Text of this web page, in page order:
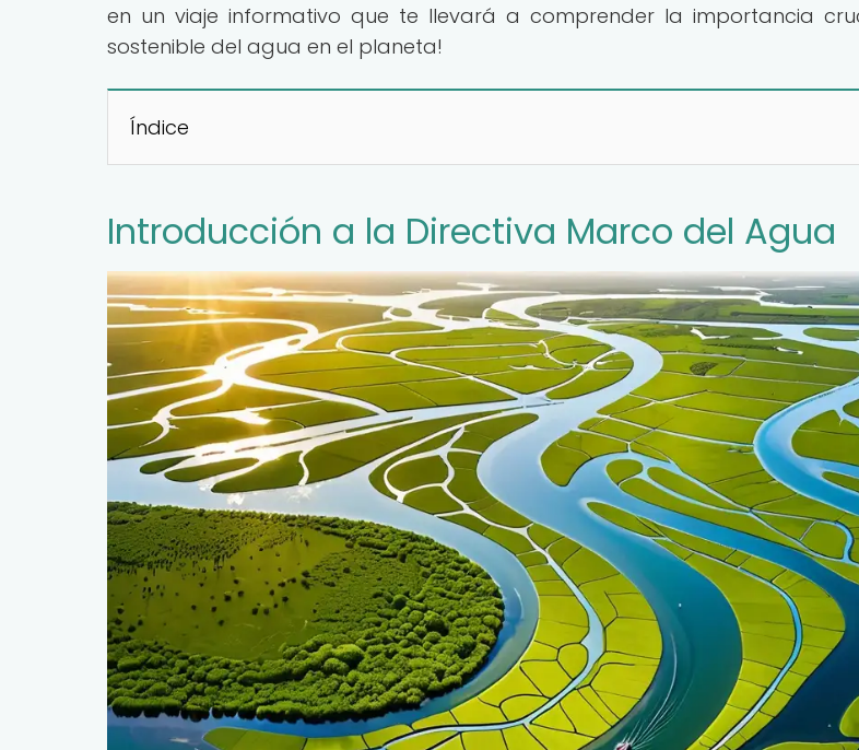
en un viaje informativo que te llevará a comprender la importancia
sostenible del agua en el planeta!
Índice
Introducción a la Directiva Marco del Agua